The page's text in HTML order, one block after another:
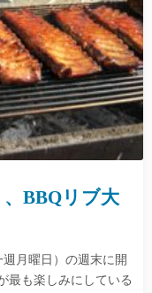
BBQリブ大
月曜日）の週末に開
最も楽しみにしている